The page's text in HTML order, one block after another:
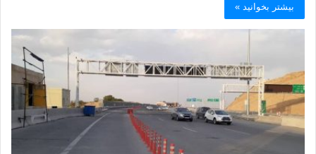
بیشتر بخوانید »